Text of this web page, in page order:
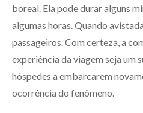
boreal. Ela pode durar alguns
algumas horas. Quando
passageiros. Com certeza, a
experiência da viagem seja um
hóspedes a embarcarem
ocorrência do fenômeno.